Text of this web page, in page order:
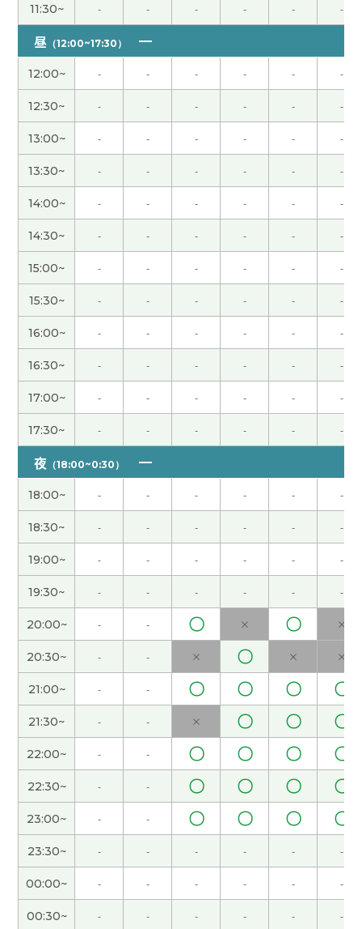
外面非常热，但是我的办公室有点儿冷，因为空调
开得很大。
愉快的交谈。 谢谢！ ( 40代 男性 )
我做的菜很简单，用不了三十分钟。哈哈( 女性 )
谢谢！！
今天我也上班，时间和平日一样。 ( 女性 )
いつも楽しく話していただきありがとうございま
す！( 40代 男性 )
我打算一直在家,因为我不喜欢去人太多的地方。(
女性 )
还是你要参加义务活动吗?( 女性 )
我也这么想。以前我节假日去旅游，太累了。
)
因为黄金周我们学校有课，所以假期很短。我不能
回国，很遗憾。
你参加什么样的义务活动?( 女性 )
我喜欢吃意大利菜，所以今天晚饭吃了萨莉亚的外
卖。( 女性 )
大连还是很冷啊。 最近听说日本的樱花开得很漂
亮。( 女性 )
我不j我不知道为什么,上次用不了Teams，可下课以
后,我自己解决问题了。下次应该不会出问题的。(
女性 )
海南天气很好，人也不多，海滩很漂亮，玩得很开
心。( 女性 )
我分不清什么样的词是很复杂的。( 女性 )
下次见!
11:30~ - - - - - -
昼 （12:00~17:30）
12:00~ - - - - - -
12:30~ - - - - - -
13:00~ - - - - - -
13:30~ - - - - - -
14:00~ - - - - - -
14:30~ - - - - - -
15:00~ - - - - - -
15:30~ - - - - - -
16:00~ - - - - - -
16:30~ - - - - - -
17:00~ - - - - - -
17:30~ - - - - - -
夜 （18:00~0:30）
18:00~ - - - - - -
18:30~ - - - - - -
19:00~ - - - - - -
19:30~ - - - - - -
20:00~ - - 〇 × 〇 ×
20:30~ - - × 〇 × ×
21:00~ - - 〇 〇 〇 〇
21:30~ - - × 〇 〇 〇
22:00~ - - 〇 〇 〇 〇
22:30~ - - 〇 〇 〇 〇
23:00~ - - 〇 〇 〇 〇
23:30~ - - - - - -
00:00~ - - - - - -
00:30~ - - - - - -